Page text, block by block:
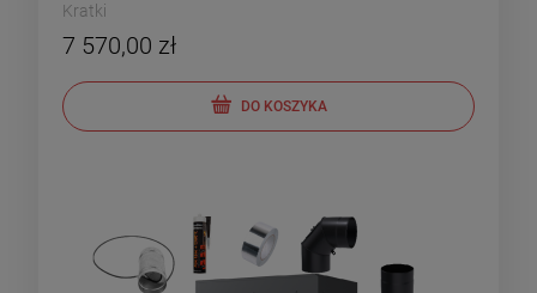
Kratki
7 570,00 zł
DO KOSZYKA